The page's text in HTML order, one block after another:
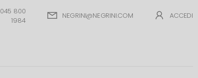
045 800
1984
NEGRINI@NEGRINI.COM ACCEDI